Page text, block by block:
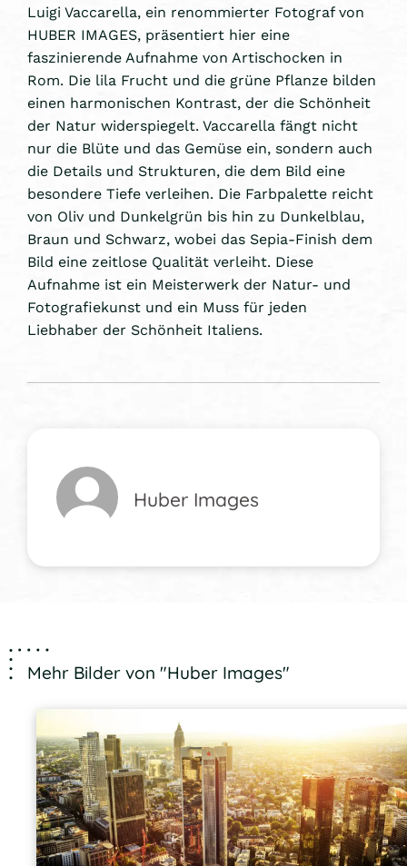
Luigi Vaccarella, ein renommierter Fotograf von
HUBER IMAGES, präsentiert hier eine
faszinierende Aufnahme von Artischocken in
Rom. Die lila Frucht und die grüne Pflanze bilden
einen harmonischen Kontrast, der die Schönheit
der Natur widerspiegelt. Vaccarella fängt nicht
nur die Blüte und das Gemüse ein, sondern auch
die Details und Strukturen, die dem Bild eine
besondere Tiefe verleihen. Die Farbpalette reicht
von Oliv und Dunkelgrün bis hin zu Dunkelblau,
Braun und Schwarz, wobei das Sepia-Finish dem
Bild eine zeitlose Qualität verleiht. Diese
Aufnahme ist ein Meisterwerk der Natur- und
Fotografiekunst und ein Muss für jeden
Liebhaber der Schönheit Italiens.
Huber Images
Mehr Bilder von "Huber Images"